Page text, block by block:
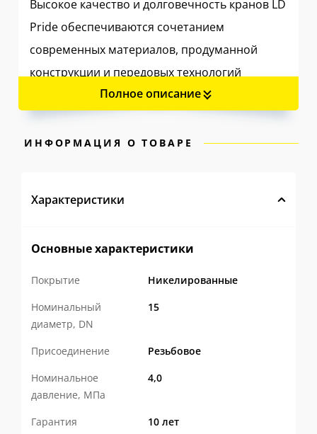
Высокое качество и долговечность кранов LD
Pride обеспечиваются сочетанием
современных материалов, продуманной
конструкции и передовых технологий
производства.
содержанием меди и легированием
высокой коррозионной стойкостью и
рассчитана на длительную и надежную
эксплуатацию даже в сложных условиях.
Высокопрочная герметизация
корпусаспециальным анаэробным
фиксатором обеспечивает прочность
соединения и долговечную
безаварийную работу.
Полное описание
ИНФОРМАЦИЯ О ТОВАРЕ
Характеристики
Основные характеристики
Покрытие
Никелированные
Номинальный
диаметр, DN
15
Присоединение
Резьбовое
Номинальное
давление, МПа
4,0
Гарантия 10 лет